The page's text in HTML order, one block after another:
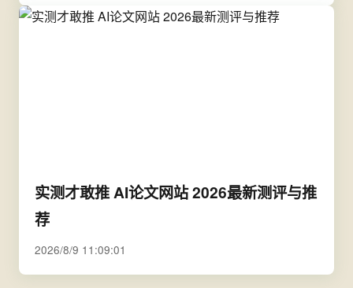
实测才敢推 AI论文网站 2026最新测评与推
荐
2026/8/9 11:09:01